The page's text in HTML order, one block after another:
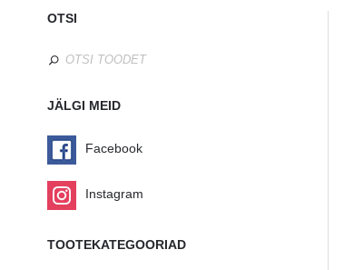
OTSI
JÄLGI MEID
Facebook
Instagram
TOOTEKATEGOORIAD